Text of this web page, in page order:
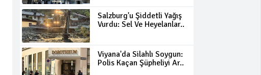
Salzburg'u Şiddetli Yağış
Vurdu: Sel Ve Heyelanlar..
Viyana'da Silahlı Soygun:
Polis Kaçan Şüpheliyi Ar..